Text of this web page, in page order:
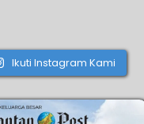
Ikuti Instagram Kami